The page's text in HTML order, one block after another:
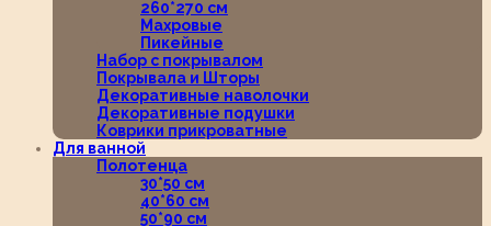
260*270 см
Махровые
Пикейные
Набор с покрывалом
Покрывала и Шторы
Декоративные наволочки
Декоративные подушки
Коврики прикроватные
Для ванной
Полотенца
30*50 см
40*60 см
50*90 см